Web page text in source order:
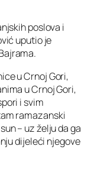
poslova i
uputio je
u Crnoj Gori,
u Crnoj Gori,
i svim
ramazanski
– uz želju da ga
dijeleći njegove